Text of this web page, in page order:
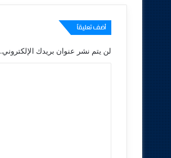
أضف تعليقاً
لن يتم نشر عنوان بريدك الإلكتروني.